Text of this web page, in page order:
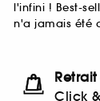
l'infini ! Best-
n'a jamais été
Click